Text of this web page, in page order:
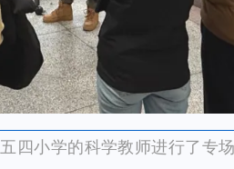
四小学的科学教师进行了专